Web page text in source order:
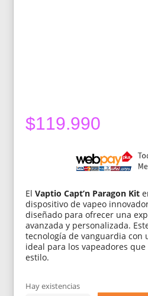
$119.990
ElVaptio Capt’n Paragon Kit
dispositivo de vapeo
diseñado para ofrecer una
avanzada y personalizada.
tecnología de vanguardia con
ideal para los vapeadores
estilo.
Hay existencias